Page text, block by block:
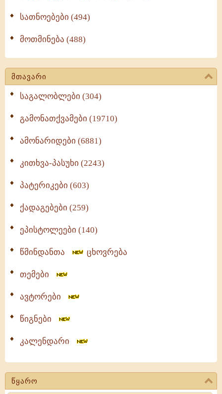
სათნოებები (494)
მოთმინება (488)
მთავარი
საგალობლები (304)
გამონათქვამები (19710)
ამონარიდები (6881)
კითხვა-პასუხი (2243)
პატერიკები (603)
ქადაგებები (259)
ეპისტოლეები (140)
წმინდანთა ცხოვრება
თემები
ავტორები
წიგნები
კალენდარი
წყარო